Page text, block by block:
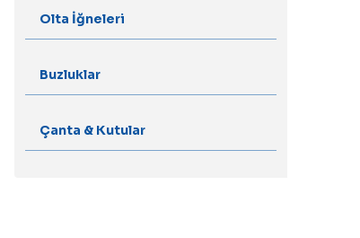
Olta İğneleri
Buzluklar
Çanta & Kutular